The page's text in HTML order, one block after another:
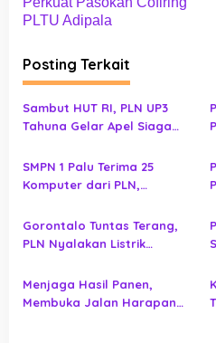
i
a
s
i
o
PLTU Adipala
Posting Terkait
Sambut HUT RI, PLN UP3
Tahuna Gelar Apel Siaga
SMPN 1 Palu Terima 25
Komputer dari PLN,
Optimal
Gorontalo Tuntas Terang,
PLN Nyalakan Listrik
Rasio Desa Berlistrik
Provinsi Gorontalo Capai
Menjaga Hasil Panen,
Membuka Jalan Harapan